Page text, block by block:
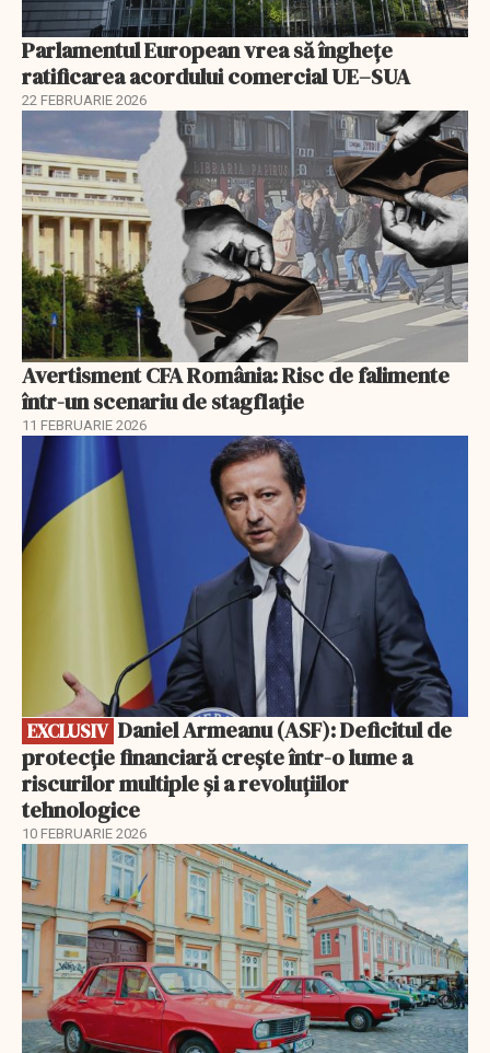
Parlamentul European vrea să înghețe
ratificarea acordului comercial UE–SUA
22 FEBRUARIE 2026
Avertisment CFA România: Risc de falimente
într-un scenariu de stagflație
11 FEBRUARIE 2026
EXCLUSIV
EXCLUSIV
protecție financiară crește într-o lume a
riscurilor multiple și a revoluțiilor
tehnologice
10 FEBRUARIE 2026